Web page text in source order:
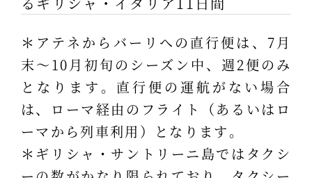
＊アテネからバーリへの直行便は、7月
末～10月初旬のシーズン中、週2便のみ
となります。直行便の運航がない場合
は、ローマ経由のフライト（あるいはロ
ーマから列車利用）となります。
＊ギリシャ・サントリーニ島ではタクシ